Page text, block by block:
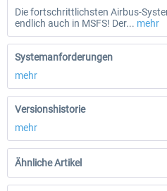
Die fortschrittlichsten Airbus-
endlich auch in MSFS! Der... mehr
Systemanforderungen
mehr
Versionshistorie
mehr
Ähnliche Artikel